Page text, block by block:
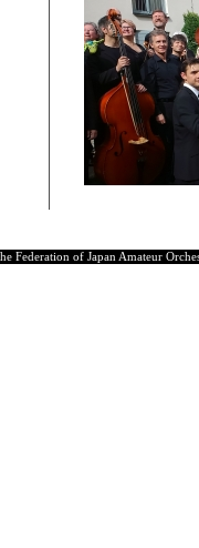
Federation of Japan Amateur